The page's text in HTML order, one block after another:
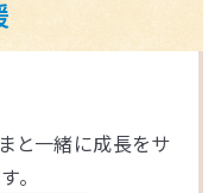
と一緒に成長をサ
。
区